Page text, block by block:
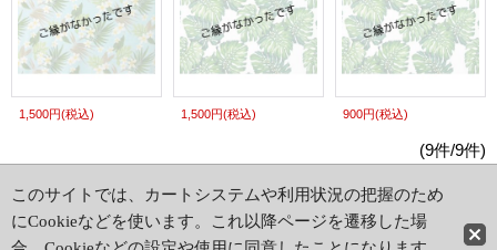
1,500円(税込) 1,500円(税込) 900円(税込)
(9件/9件)
ホーム | ショッピングカート
特定商取引法表示 | ご利用案内
このサイトでは、カートシステムや利用状況の把握のため
にCookieなどを使います。これ以降ページを遷移した場